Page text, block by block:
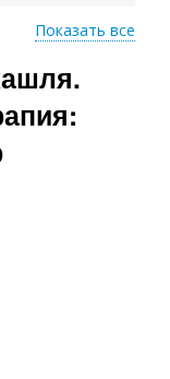
средства
Показать все